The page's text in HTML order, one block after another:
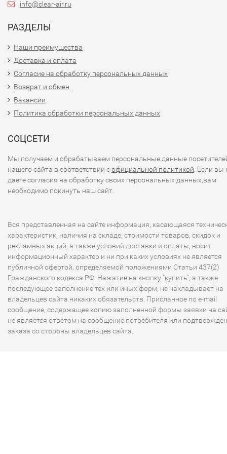
поддона и испаряет ее в комнату.
DAIKIN: полное очищение от всех
известных загрязнителей
воздухоочисткой в квартире
DAIKIN. Это лучшая
Сочетание самых
высокоэффективных технологий: плазменной и
фотокаталитической очистки воздуха обеспечивает
высочайшую степень чистоты, удаляя не только
С воздухоочистителем Daikin Ваш дом или офис станет
кристально чистым, а его работа будет совершенно
незаметной. В его конструкции предусмотрен
двигатель, что делает работу климатического комплекса
максимально тихой.
В нашем каталоге Вы найдете большой выбор моделей
оздоровления климата в Вашем доме или офисе. Наша
климатическая компания продает воздухоочистители в
info@clear-air.ru
РАЗДЕЛЫ
Наши преимущества
Доставка и оплата
Согласие на обработку персональных данных
Возврат и обмен
Вакансии
Политика обработки персональных данных
СОЦСЕТИ
Мы получаем и обрабатываем персональные данные
нашего сайта в соответствии софициальной политикой . Если вы
даете согласия на обработку своих персональных данных,вам
необходимо покинуть наш сайт.
Вся представленная на сайте информация, касающаяся
характеристик, наличия на складе, стоимости товаров, скидок и
рекламных акций, а также условий доставки и оплаты, носит
информационный характер и ни при каких условиях не является
публичной офертой, определяемой положениями Статьи 437(2)
Гражданского кодекса РФ. Нажатие на кнопку "купить", а также
последующее заполнение тех или иных форм, не накладывает на
владельцев сайта никаких обязательств. Присланное по e-mail
сообщение, содержащее копию заполненной формы заявки на
не является ответом на сообщение потребителя или
заказа со стороны владельцев сайта.